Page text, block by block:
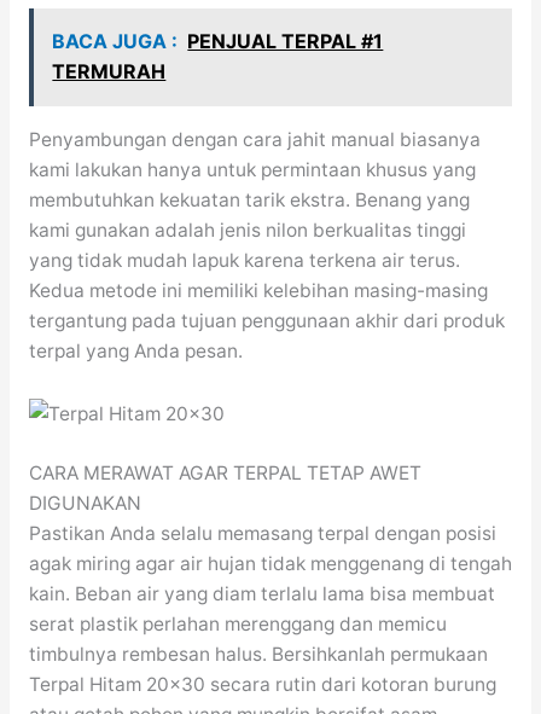
BACA JUGA : PENJUAL TERPAL #1
TERMURAH
Penyambungan dengan cara jahit manual biasanya
kami lakukan hanya untuk permintaan khusus yang
membutuhkan kekuatan tarik ekstra. Benang yang
kami gunakan adalah jenis nilon berkualitas tinggi
yang tidak mudah lapuk karena terkena air terus.
Kedua metode ini memiliki kelebihan masing-masing
tergantung pada tujuan penggunaan akhir dari produk
terpal yang Anda pesan.
CARA MERAWAT AGAR TERPAL TETAP AWET
DIGUNAKAN
Pastikan Anda selalu memasang terpal dengan posisi
agak miring agar air hujan tidak menggenang di tengah
kain. Beban air yang diam terlalu lama bisa membuat
serat plastik perlahan merenggang dan memicu
timbulnya rembesan halus. Bersihkanlah permukaan
Terpal Hitam 20×30 secara rutin dari kotoran burung